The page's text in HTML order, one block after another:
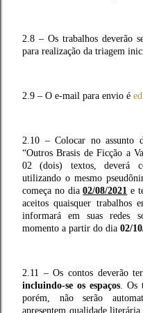
2.8 – Os trabalhos deverão
para realização da triagem
2.9 – O e-mail para envio é
2.10 – Colocar no assunto
“Outros Brasis de Ficção a
02 (dois) textos, deverá
utilizando o mesmo
começa no dia02/08/2021 e
aceitos quaisquer trabalhos
informará em suas redes
momento a partir do dia 02/
2.11 – Os contos deverão
incluindo-se os espaços. Os
porém, não serão
apresentem qualidade